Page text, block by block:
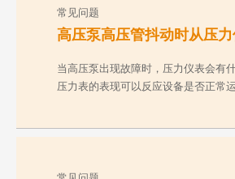
常见问题
高压泵高压管抖动时从压
当高压泵出现故障时，压力仪表会有
压力表的表现可以反应设备是否正常运行。 一